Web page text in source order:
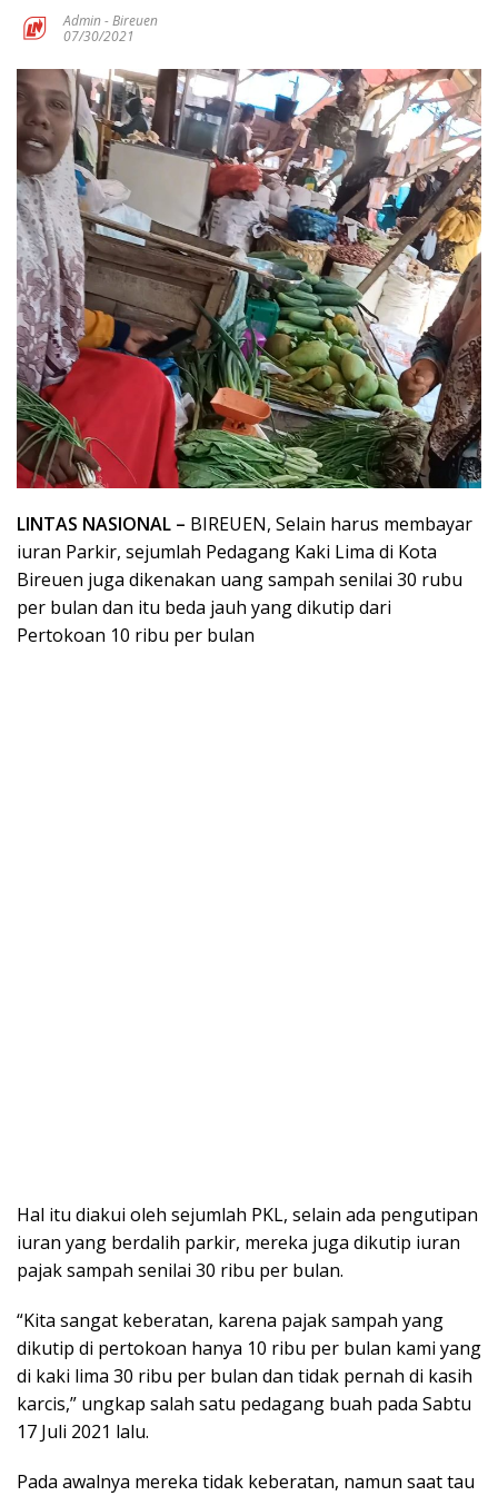
Admin-Bireuen
07/30/2021
LINTAS NASIONAL – BIREUEN, Selain harus membayar
iuran Parkir, sejumlah Pedagang Kaki Lima di Kota
Bireuen juga dikenakan uang sampah senilai 30 rubu
per bulan dan itu beda jauh yang dikutip dari
Pertokoan 10 ribu per bulan
Hal itu diakui oleh sejumlah PKL, selain ada pengutipan
iuran yang berdalih parkir, mereka juga dikutip iuran
pajak sampah senilai 30 ribu per bulan.
“Kita sangat keberatan, karena pajak sampah yang
dikutip di pertokoan hanya 10 ribu per bulan kami yang
di kaki lima 30 ribu per bulan dan tidak pernah di kasih
karcis,” ungkap salah satu pedagang buah pada Sabtu
17 Juli 2021 lalu.
Pada awalnya mereka tidak keberatan, namun saat tau